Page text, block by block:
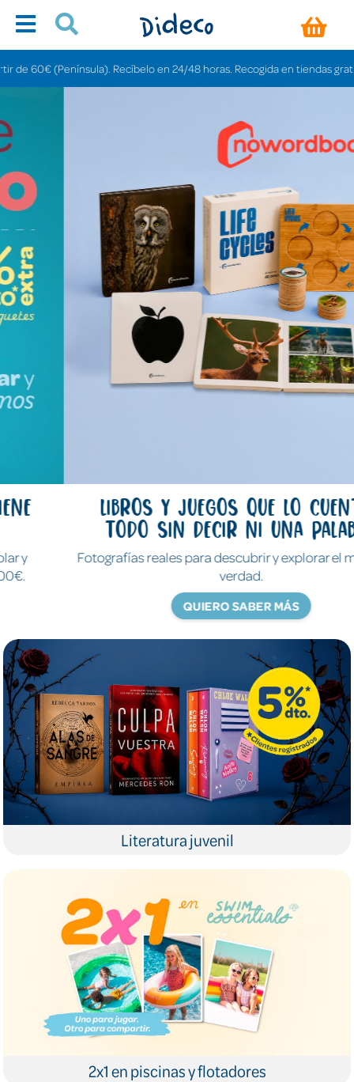
Recíbelo en 24/48 horas. Recogida en tiendas gratis en 3-6 días.
Libros y juegos que lo cuentan
todo sin decir ni una palabra
Fotografías reales para descubrir y explorar el mundo de
QUIERO SABER MÁS
Literatura juvenil
2x1 en piscinas y flotadores